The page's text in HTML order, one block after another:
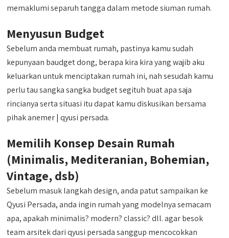
memaklumi separuh tangga dalam metode siuman rumah.
Menyusun Budget
Sebelum anda membuat rumah, pastinya kamu sudah
kepunyaan baudget dong, berapa kira kira yang wajib aku
keluarkan untuk menciptakan rumah ini, nah sesudah kamu
perlu tau sangka sangka budget segituh buat apa saja
rincianya serta situasi itu dapat kamu diskusikan bersama
pihak anemer | qyusi persada.
Memilih Konsep Desain Rumah
(Minimalis, Mediteranian, Bohemian,
Vintage, dsb)
Sebelum masuk langkah design, anda patut sampaikan ke
Qyusi Persada, anda ingin rumah yang modelnya semacam
apa, apakah minimalis? modern? classic? dll. agar besok
team arsitek dari qyusi persada sanggup mencocokkan